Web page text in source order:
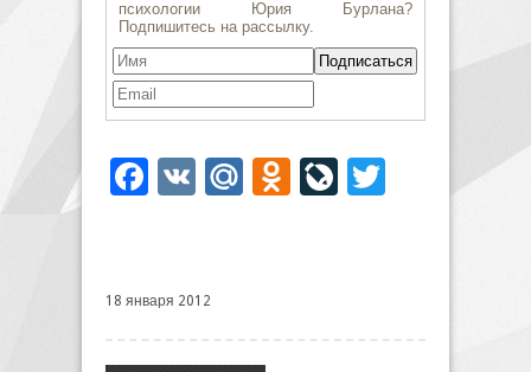
Facebook
VK Mail.Ru Odnoklassniki
LiveJournal
18 января 2012